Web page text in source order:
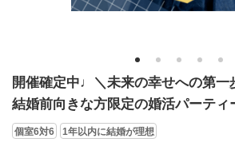
1 2 3 4 5
開催確定中♩＼未来の幸せへの第一
結婚前向きな方限定の婚活パーテ
個室6対6 1年以内に結婚が理想